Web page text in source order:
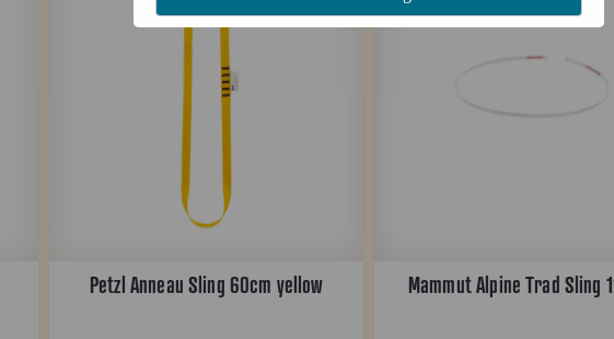
Petzl Anneau Sling 60cm yellow Mammut Alpine Trad Sling